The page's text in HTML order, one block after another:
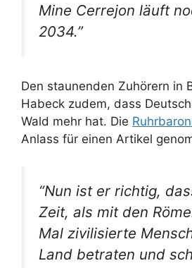
Mine Cerrejon läuft
2034.”
Den staunenden Zuhörern in
Habeck zudem, dass
Wald mehr hat. Die
Anlass für einen Artikel
“Nun ist er richtig,
Zeit, als mit den
Mal zivilisierte
Land betraten und